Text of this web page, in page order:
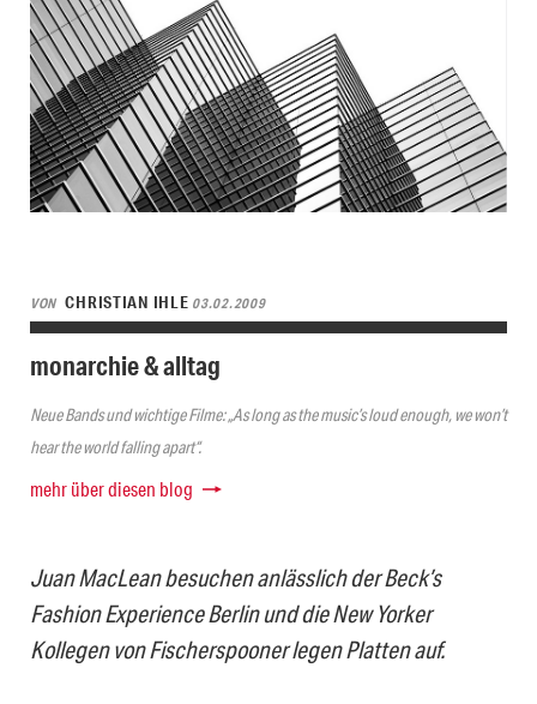
VON CHRISTIAN IHLE 03.02.2009
monarchie & alltag
Neue Bands und wichtige Filme: „As long as the music’s loud enough, we won’t
hear the world falling apart“.
mehr über diesen blog
Juan MacLean besuchen anlässlich der Beck’s
Fashion Experience Berlin und die New Yorker
Kollegen von Fischerspooner legen Platten auf.